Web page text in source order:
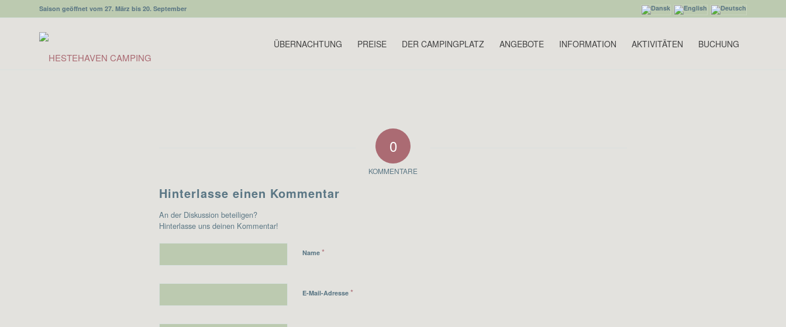
Saison geöffnet vom 27. März bis 20. September
ÜBERNACHTUNG PREISE DER CAMPINGPLATZ ANGEBOTE INFORMATION AKTIVITÄTEN BUCHUNG
0
KOMMENTARE
Hinterlasse einen Kommentar
An der Diskussion beteiligen?
Hinterlasse uns deinen Kommentar!
Name *
E-Mail-Adresse *